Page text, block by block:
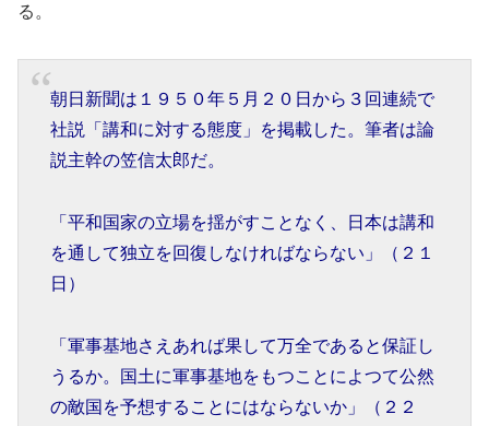
る。
朝日新聞は１９５０年５月２０日から３回連続で
社説「講和に対する態度」を掲載した。筆者は論
説主幹の笠信太郎だ。
「平和国家の立場を揺がすことなく、日本は講和
を通して独立を回復しなければならない」（２１
日）
「軍事基地さえあれば果して万全であると保証し
うるか。国土に軍事基地をもつことによつて公然
の敵国を予想することにはならないか」（２２